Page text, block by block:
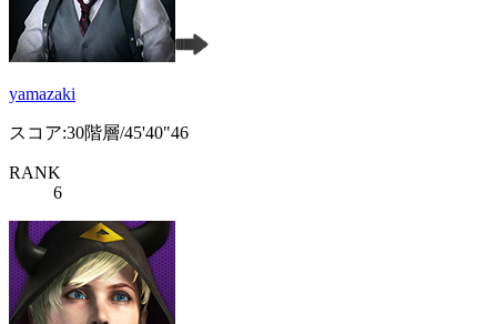
yamazaki
スコア:30階層/45'40"46
RANK
6